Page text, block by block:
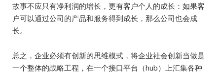
故事不应只有净利润的增长，更有客户个人的成长：如果客
户可以通过公司的产品和服务得到成长，那么公司也会成
长。
总之，企业必须有创新的思维模式，将企业社会创新当做是
一个整体的战略工程，在一个接口平台（hub）上汇集各种